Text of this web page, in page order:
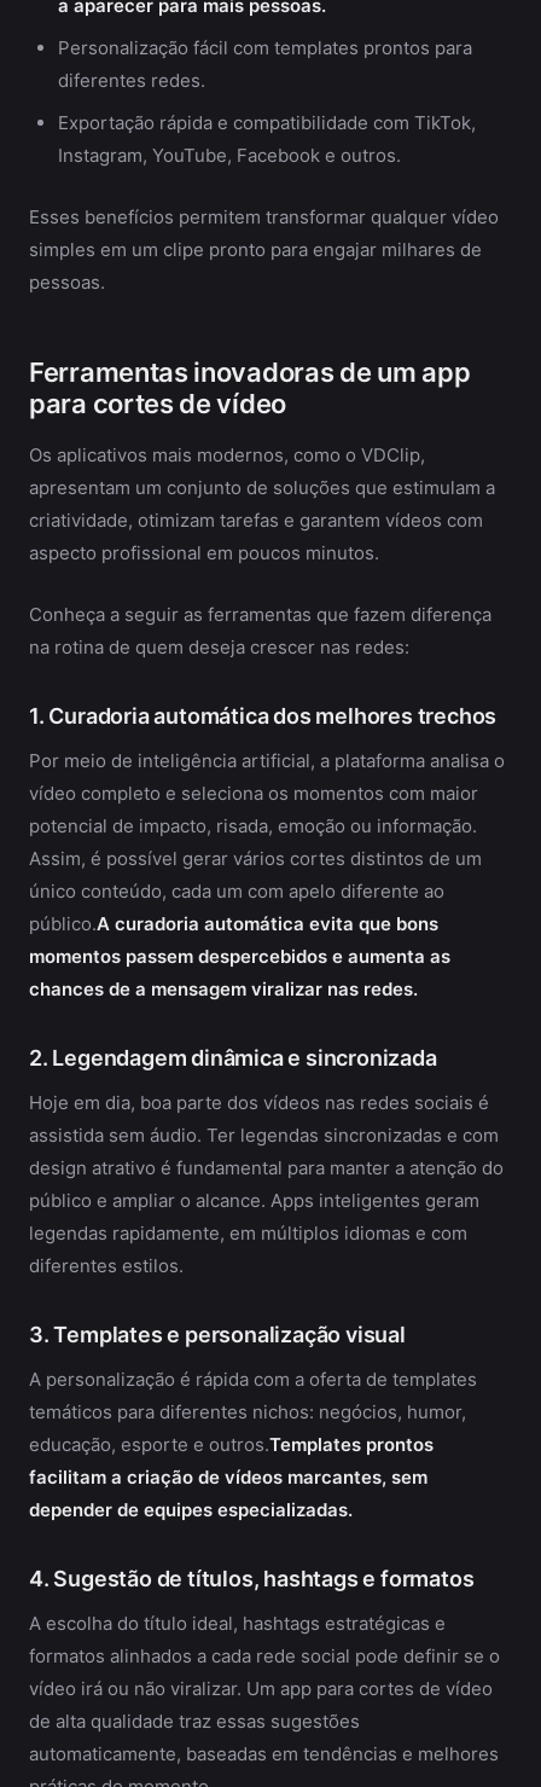
a aparecer para mais pessoas.
Personalização fácil com templates prontos para
diferentes redes.
Exportação rápida e compatibilidade com TikTok,
Instagram, YouTube, Facebook e outros.
Esses benefícios permitem transformar qualquer vídeo
simples em um clipe pronto para engajar milhares de
pessoas.
Ferramentas inovadoras de um app
para cortes de vídeo
Os aplicativos mais modernos, como o VDClip,
apresentam um conjunto de soluções que estimulam a
criatividade, otimizam tarefas e garantem vídeos com
aspecto profissional em poucos minutos.
Conheça a seguir as ferramentas que fazem diferença
na rotina de quem deseja crescer nas redes:
1. Curadoria automática dos melhores trechos
Por meio de inteligência artificial, a plataforma analisa o
vídeo completo e seleciona os momentos com maior
potencial de impacto, risada, emoção ou informação.
Assim, é possível gerar vários cortes distintos de um
único conteúdo, cada um com apelo diferente ao
público.A curadoria automática evita que bons
momentos passem despercebidos e aumenta as
chances de a mensagem viralizar nas redes.
2. Legendagem dinâmica e sincronizada
Hoje em dia, boa parte dos vídeos nas redes sociais é
assistida sem áudio. Ter legendas sincronizadas e com
design atrativo é fundamental para manter a atenção do
público e ampliar o alcance. Apps inteligentes geram
legendas rapidamente, em múltiplos idiomas e com
diferentes estilos.
3. Templates e personalização visual
A personalização é rápida com a oferta de templates
temáticos para diferentes nichos: negócios, humor,
educação, esporte e outros.Templates prontos
facilitam a criação de vídeos marcantes, sem
depender de equipes especializadas.
4. Sugestão de títulos, hashtags e formatos
A escolha do título ideal, hashtags estratégicas e
formatos alinhados a cada rede social pode definir se o
vídeo irá ou não viralizar. Um app para cortes de vídeo
de alta qualidade traz essas sugestões
automaticamente, baseadas em tendências e melhores